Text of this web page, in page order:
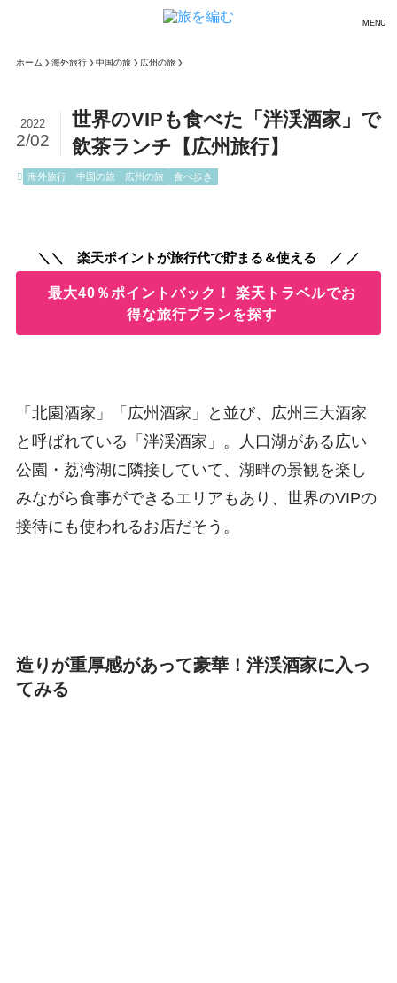
MENU
ホーム 海外旅行 中国の旅 広州の旅
世界のVIPも食べた「泮渓酒家」で
飲茶ランチ【広州旅行】
2022
2/02
海外旅行 中国の旅 広州の旅 食べ歩き
＼＼ 楽天ポイントが旅行代で貯まる＆使える ／ ／
最大40％ポイントバック！ 楽天トラベルでお
得な旅行プランを探す
「北園酒家」「広州酒家」と並び、広州三大酒家
と呼ばれている「泮渓酒家」。人口湖がある広い
公園・荔湾湖に隣接していて、湖畔の景観を楽し
みながら食事ができるエリアもあり、世界のVIPの
接待にも使われるお店だそう。
造りが重厚感があって豪華！泮渓酒家に入っ
てみる